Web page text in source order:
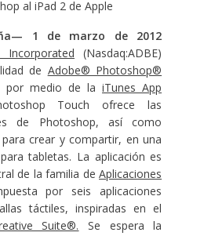
al iPad 2 de Apple
1 de marzo de 2012
Incorporated (Nasdaq:ADBE)
de Adobe® Photoshop®
por medio de laiTunes App
Touch ofrece las
de Photoshop, así como
crear y compartir, en una
tabletas. La aplicación es
de la familia deAplicaciones
por seis aplicaciones
táctiles, inspiradas en el
Suite®. Se espera la